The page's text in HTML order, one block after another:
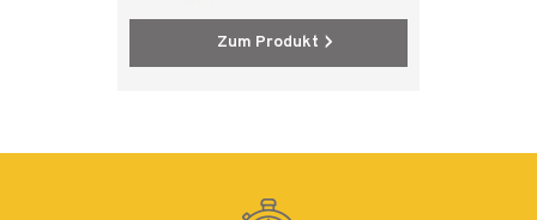
Zum Produkt